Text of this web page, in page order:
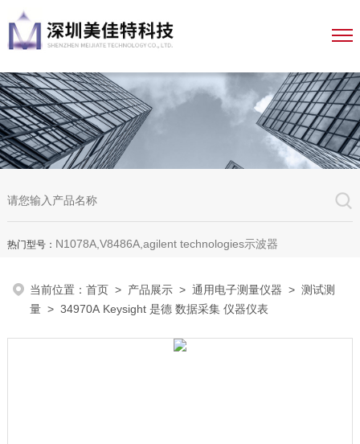
热门型号： N1078A,V8486A,agilent technologies示波器
当前位置：首页 > 产品展示 >通用电子测量仪器 >测试测
量 > 34970A Keysight 是德 数据采集 仪器仪表